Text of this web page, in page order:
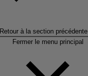
Retour à la section précédente
Fermer le menu principal